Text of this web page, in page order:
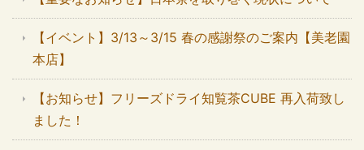
【イベント】3/13～3/15 春の感謝祭のご案内【美老園
本店】
【お知らせ】フリーズドライ知覧茶CUBE 再入荷致し
ました！